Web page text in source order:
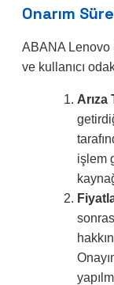
Onarım
ABANA Lenovo
ve kullanıcı
Arıza
işlem